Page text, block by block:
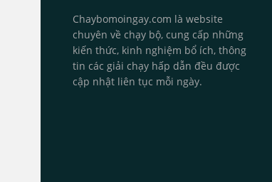
Chaybomoingay.com là website
chuyên về chạy bộ, cung cấp những
kiến thức, kinh nghiệm bổ ích, thông
tin các giải chạy hấp dẫn đều được
cập nhật liên tục mỗi ngày.